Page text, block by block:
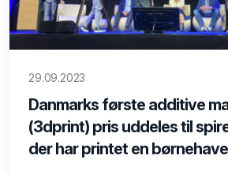
29.09.2023
Danmarks første additive
(3dprint) pris uddeles til
der har printet en